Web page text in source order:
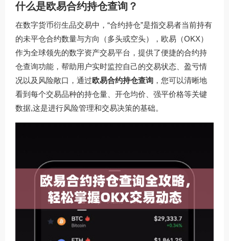
什么是欧易合约持仓查询？
在数字货币衍生品交易中，“合约持仓”是指交易者当前持有
的未平仓合约数量与方向（多头或空头），欧易（OKX）
作为全球领先的数字资产交易平台，提供了便捷的合约持
仓查询功能，帮助用户实时监控自己的交易状态、盈亏情
况以及风险敞口，通过欧易合约持仓查询 ，您可以清晰地
看到每个交易品种的持仓量、开仓均价、强平价格等关键
数据,这是进行风险管理和交易决策的基础。